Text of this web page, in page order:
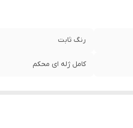
رنگ ثابت
کامل ژله ای محکم